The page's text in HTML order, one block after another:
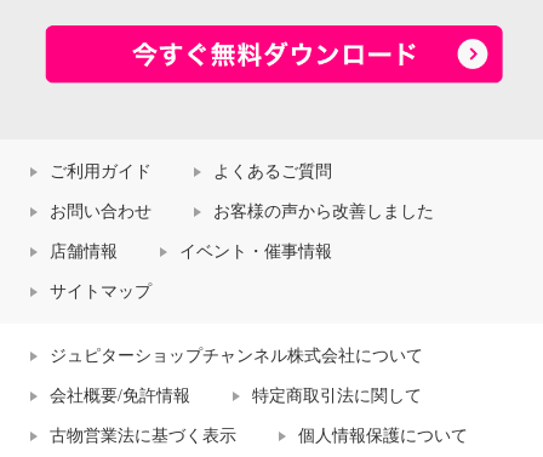
ご利用ガイド よくあるご質問
お問い合わせ お客様の声から改善しました
店舗情報 イベント・催事情報
サイトマップ
ジュピターショップチャンネル株式会社について
会社概要/免許情報 特定商取引法に関して
古物営業法に基づく表示 個人情報保護について